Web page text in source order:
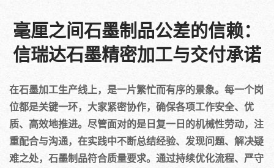
毫厘之间石墨制品公差的信赖：
信瑞达石墨精密加工与交付承诺
在石墨加工生产线上，是一片繁忙而有序的景象。每一个岗
位都是关键一环，大家紧密协作，确保各项工作安全、优
质、高效地推进。尽管面对的是日复一日的机械性劳动，注
重配合与沟通，在实践中不断总结经验、发现问题、解决疑
难之处，石墨制品符合质量要求。通过持续优化流程、严守